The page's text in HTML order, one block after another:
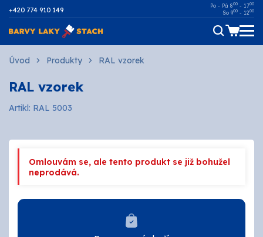
+420 774 910 149
Po - Pá 800 - 1700
So 900 - 1200
Dřevo
Kov
Malířské
Fasádní
Ostatní povrchy
AUTOMOTIVE
Úvod Produkty RAL vzorek
RAL vzorek
Artikl: RAL 5003
Omlouvám se, ale tento produkt se již bohužel
neprodává.